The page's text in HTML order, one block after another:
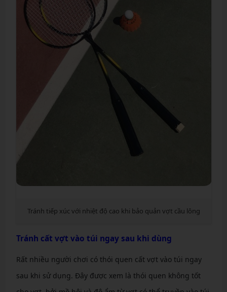
Tránh tiếp xúc với nhiệt độ cao khi bảo quản vợt cầu lông
Tránh cất vợt vào túi ngay sau khi dùng
Rất nhiều người chơi có thói quen cất vợt vào túi ngay
sau khi sử dụng. Đây được xem là thói quen không tốt